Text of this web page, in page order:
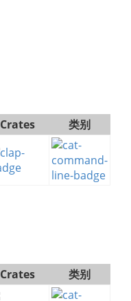
Crates 类别
Crates 类别